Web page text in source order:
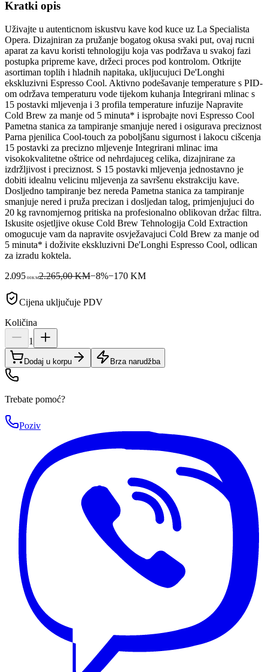
Kratki opis
Uživajte u autenticnom iskustvu kave kod kuce uz La Specialista
Opera. Dizajniran za pružanje bogatog okusa svaki put, ovaj rucni
aparat za kavu koristi tehnologiju koja vas podržava u svakoj fazi
postupka pripreme kave, držeci proces pod kontrolom. Otkrijte
asortiman toplih i hladnih napitaka, ukljucujuci De'Longhi
ekskluzivni Espresso Cool. Aktivno podešavanje temperature s PID-
om održava temperaturu vode tijekom kuhanja Integrirani mlinac s
15 postavki mljevenja i 3 profila temperature infuzije Napravite
Cold Brew za manje od 5 minuta* i isprobajte novi Espresso Cool
Pametna stanica za tampiranje smanjuje nered i osigurava preciznost
Parna pjenilica Cool-touch za poboljšanu sigurnost i lakocu cišcenja
15 postavki za precizno mljevenje Integrirani mlinac ima
visokokvalitetne oštrice od nehrdajuceg celika, dizajnirane za
izdržljivost i preciznost. S 15 postavki mljevenja jednostavno je
dobiti idealnu velicinu mljevenja za savršenu ekstrakciju kave.
Dosljedno tampiranje bez nereda Pametna stanica za tampiranje
smanjuje nered i pruža precizan i dosljedan talog, primjenjujuci do
20 kg ravnomjernog pritiska na profesionalno oblikovan držac filtra.
Iskusite osjetljive okuse Cold Brew Tehnologija Cold Extraction
omogucuje vam da napravite osvježavajuci Cold Brew za manje od
5 minuta* i doživite ekskluzivni De'Longhi Espresso Cool, odlican
za izradu koktela.
2.095 00KM2.265,00 KM−8%−170KM
Cijena uključuje PDV
Količina
1
Dodaj u korpu Brza narudžba
Trebate pomoć?
Poziv